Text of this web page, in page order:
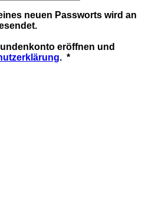
neuen Passworts wird an
eröffnen und
. *Erforderlich